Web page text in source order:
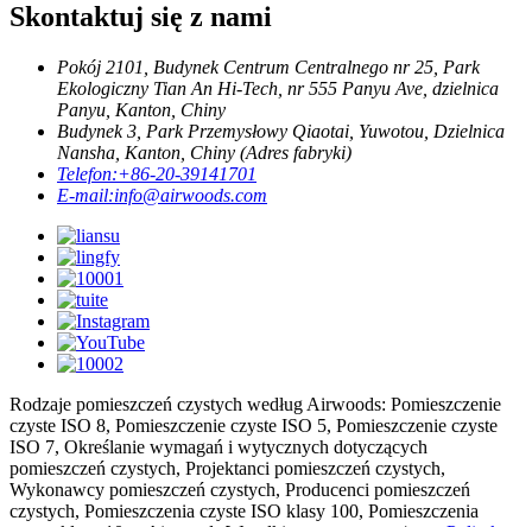
Skontaktuj się z nami
Pokój 2101, Budynek Centrum Centralnego nr 25, Park
Ekologiczny Tian An Hi-Tech, nr 555 Panyu Ave, dzielnica
Panyu, Kanton, Chiny
Budynek 3, Park Przemysłowy Qiaotai, Yuwotou, Dzielnica
Nansha, Kanton, Chiny (Adres fabryki)
Telefon:+86-20-39141701
E-mail:info@airwoods.com
Rodzaje pomieszczeń czystych według Airwoods: Pomieszczenie
czyste ISO 8, Pomieszczenie czyste ISO 5, Pomieszczenie czyste
ISO 7, Określanie wymagań i wytycznych dotyczących
pomieszczeń czystych, Projektanci pomieszczeń czystych,
Wykonawcy pomieszczeń czystych, Producenci pomieszczeń
czystych, Pomieszczenia czyste ISO klasy 100, Pomieszczenia